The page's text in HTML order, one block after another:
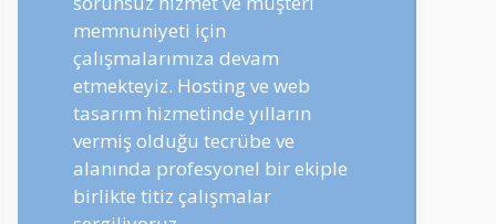
memnuniyeti için
çalışmalarımıza devam
etmekteyiz. Hosting ve web
tasarım hizmetinde yılların
vermiş olduğu tecrübe ve
alanında profesyonel bir ekiple
birlikte titiz çalışmalar